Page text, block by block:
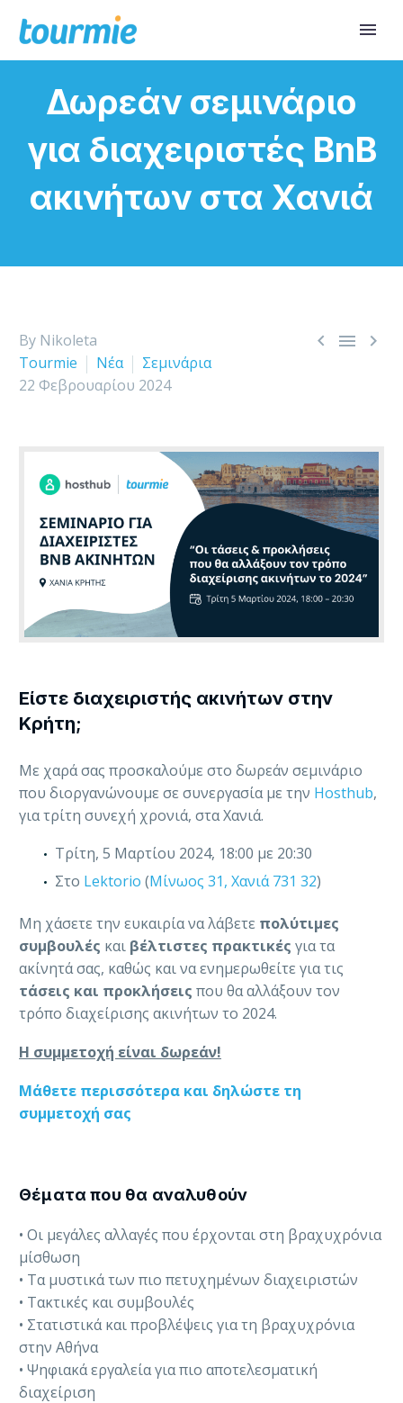
Δωρεάν σεμινάριο
για διαχειριστές BnB
ακινήτων στα Χανιά
  
By Nikoleta
Tourmie
Νέα
Σεμινάρια
22 Φεβρουαρίου 2024
Είστε διαχειριστής ακινήτων στην
Κρήτη;
Με χαρά σας προσκαλούμε στο δωρεάν σεμινάριο
που διοργανώνουμε σε συνεργασία με την Hosthub,
για τρίτη συνεχή χρονιά, στα Χανιά.
Τρίτη, 5 Μαρτίου 2024, 18:00 με 20:30
Στο Lektorio (Μίνωος 31, Χανιά 731 32)
Μη χάσετε την ευκαιρία να λάβετε πολύτιμες
συμβουλές και βέλτιστες πρακτικές για τα
ακίνητά σας, καθώς και να ενημερωθείτε για τις
τάσεις και προκλήσεις που θα αλλάξουν τον
τρόπο διαχείρισης ακινήτων το 2024.
Η συμμετοχή είναι δωρεάν!
Μάθετε περισσότερα και δηλώστε τη
συμμετοχή σας
Θέματα που θα αναλυθούν
• Οι μεγάλες αλλαγές που έρχονται στη βραχυχρόνια
μίσθωση
• Τα μυστικά των πιο πετυχημένων διαχειριστών
• Τακτικές και συμβουλές
• Στατιστικά και προβλέψεις για τη βραχυχρόνια
στην Αθήνα
• Ψηφιακά εργαλεία για πιο αποτελεσματική
διαχείριση